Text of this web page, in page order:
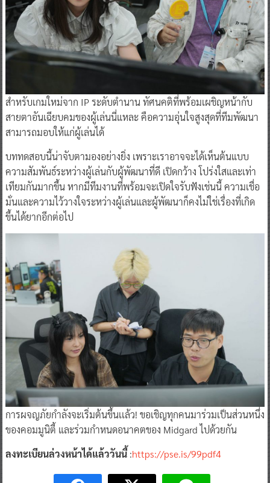
สำหรับเกมใหม่จาก IP ระดับตำนาน ทัศนคติที่พร้อมเผชิญหน้ากับ
สายตาอันเฉียบคมของผู้เล่นนี่แหละ คือความอุ่นใจสูงสุดที่ทีมพัฒนา
สามารถมอบให้แก่ผู้เล่นได้
บททดสอบนี้น่าจับตามองอย่างยิ่ง เพราะเราอาจจะได้เห็นต้นแบบ
ความสัมพันธ์ระหว่างผู้เล่นกับผู้พัฒนาที่ดี เปิดกว้าง โปร่งใสและเท่า
เทียมกันมากขึ้น หากมีทีมงานที่พร้อมจะเปิดใจรับฟังเช่นนี้ ความเชื่อ
มั่นและความไว้วางใจระหว่างผู้เล่นและผู้พัฒนาก็คงไม่ใช่เรื่องที่เกิด
ขึ้นได้ยากอีกต่อไป
การผจญภัยกำลังจะเริ่มต้นขึ้นเเล้ว! ขอเชิญทุกคนมาร่วมเป็นส่วนหนึ่ง
ของคอมมูนิตี้ และร่วมกำหนดอนาคตของ Midgard ไปด้วยกัน
ลงทะเบียนล่วงหน้าได้แล้ววันนี้:https://pse.is/99pdf4